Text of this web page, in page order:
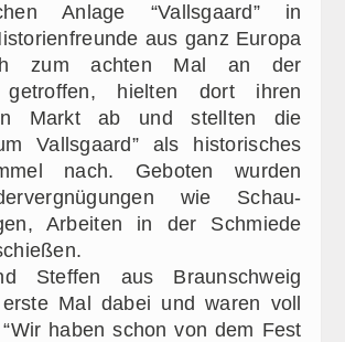
Anlage “Vallsgaard” in
aus ganz Europa
zum achten Mal an der
getroffen, hielten dort ihren
Markt ab und stellten die
Vallsgaard” als historisches
nach. Geboten wurden
wie Schau-
Arbeiten in der Schmiede
Steffen aus Braunschweig
Mal dabei und waren voll
haben schon von dem Fest